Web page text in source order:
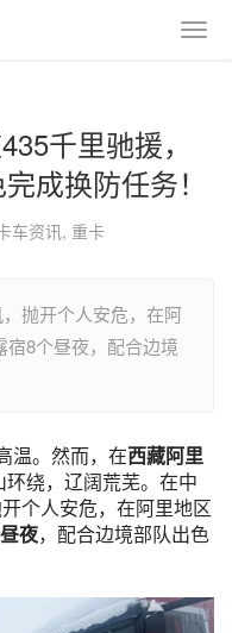
千里驰援，
成换防任务！
车资讯, 重卡
抛开个人安危，在阿
宿8个昼夜，配合边境
温。然而，在西藏阿里
环绕，辽阔荒芜。在中
个人安危，在阿里地区
夜，配合边境部队出色